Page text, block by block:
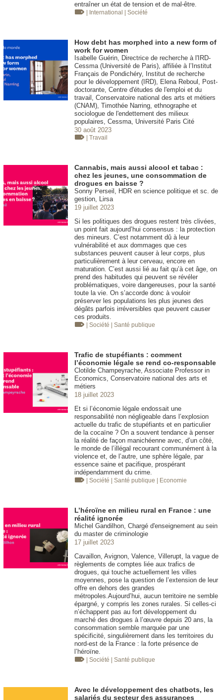
entraîner un état de tension et de mal-être.
| International | Société
How debt has morphed into a new form of
work for women
Isabelle Guérin, Directrice de recherche à l'IRD-
Cessma (Université de Paris), affiliée à l’Institut
Français de Pondichéry, Institut de recherche
pour le développement (IRD), Elena Reboul, Post-
doctorante, Centre d'études de l'emploi et du
travail, Conservatoire national des arts et métiers
(CNAM), Timothée Narring, ethnographe et
sociologue de l'endettement des milieux
populaires, Cessma, Université Paris Cité
30 août 2023
| Travail
Cannabis, mais aussi alcool et tabac :
chez les jeunes, une consommation de
drogues en baisse ?
Sonny Perseil, HDR en science politique et sc. de
gestion, Lirsa
19 juillet 2023
Si les politiques des drogues restent très clivées,
un point fait aujourd’hui consensus : la protection
des mineurs. C’est notamment dû à leur
vulnérabilité et aux dommages que ces
substances peuvent causer à leur corps, plus
particulièrement à leur cerveau, encore en
maturation. C’est aussi lié au fait qu’à cet âge, on
prend des habitudes qui peuvent se révéler
problématiques, voire dangereuses, pour la santé
toute la vie. On s’accorde donc à vouloir
préserver les populations les plus jeunes des
dégâts parfois irréversibles que peuvent causer
ces produits.
| Société | Santé publique
Trafic de stupéfiants : comment
l’économie légale se rend co-responsable
Clotilde Champeyrache, Associate Professor in
Economics, Conservatoire national des arts et
métiers
18 juillet 2023
Et si l’économie légale endossait une
responsabilité non négligeable dans l’explosion
actuelle du trafic de stupéfiants et en particulier
de la cocaïne ? On a souvent tendance à penser
la réalité de façon manichéenne avec, d’un côté,
le monde de l’illégal recourant communément à la
violence et, de l’autre, une sphère légale, par
essence saine et pacifique, prospérant
indépendamment du crime.
| Société | Santé publique | Economie
L’héroïne en milieu rural en France : une
réalité ignorée
Michel Gandilhon, Chargé d'enseignement au sein
du master de criminologie
17 juillet 2023
Cavaillon, Avignon, Valence, Villerupt, la vague de
règlements de comptes liée aux trafics de
drogues, qui touche actuellement les villes
moyennes, pose la question de l’extension de leur
offre en dehors des grandes
métropoles.Aujourd’hui, aucun territoire ne semble
épargné, y compris les zones rurales. Si celles-ci
n’échappent pas au fort développement du
marché des drogues à l’œuvre depuis 20 ans, la
consommation semble marquée par une
spécificité, singulièrement dans les territoires du
nord-est de la France : la forte présence de
l’héroïne.
| Société | Santé publique
Avec le développement des chatbots, les
salariés du secteur des assurances